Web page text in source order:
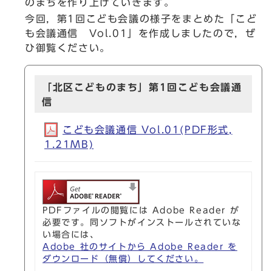
のまちを作り上げていきます。
今回，第1回こども会議の様子をまとめた「こど
も会議通信 Vol.01」を作成しましたので，ぜ
ひ御覧ください。
「北区こどものまち」第1回こども会議通
信
こども会議通信 Vol.01(PDF形式,
1.21MB)
PDFファイルの閲覧には Adobe Reader が
必要です。同ソフトがインストールされていな
い場合には、
Adobe 社のサイトから Adobe Reader を
ダウンロード（無償）してください。